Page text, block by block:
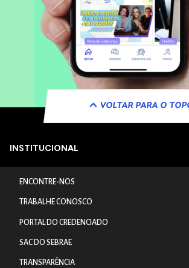
VOLTAR PARA O
INSTITUCIONAL
ENCONTRE-NOS
TRABALHE CONOSCO
PORTAL DO CREDENCIADO
SAC DO SEBRAE
TRANSPARÊNCIA